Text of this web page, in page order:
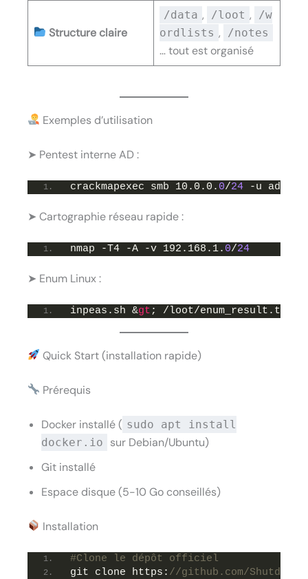
Structure claire
/data , /loot ,
/w
ordlists , /notes
… tout est organisé
Exemples d’utilisation
➤ Pentest interne AD :
crackmapexec smb 10.0.0. 0/24 -u
➤ Cartographie réseau rapide :
nmap -T4 -A -v 192.168.1. 0/24
➤ Enum Linux :
inpeas.sh &gt ; /loot/enum_result.txt
Quick Start (installation rapide)
Prérequis
Docker installé ( sudo apt install
docker.io
sur Debian/Ubuntu)
Git installé
Espace disque (5-10 Go conseillés)
Installation
#Clone le dépôt officiel
git clone https: //github.com/